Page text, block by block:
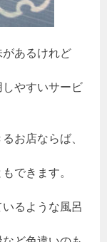
あるけれど
やすいサービ
お店ならば、
できます。
るような風呂